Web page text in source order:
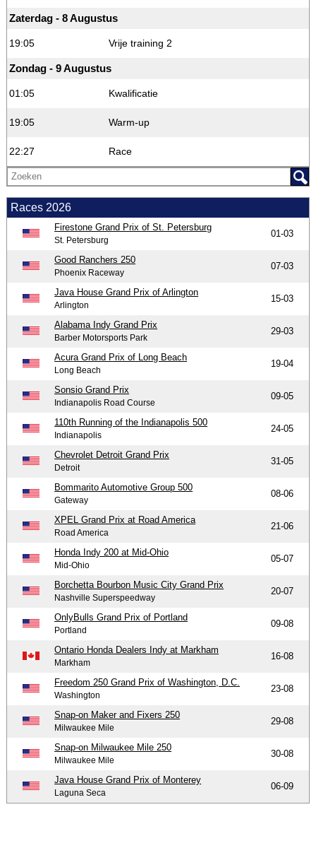
Zaterdag - 8 Augustus
19:05 Vrije training 2
Zondag - 9 Augustus
01:05 Kwalificatie
19:05 Warm-up
22:27 Race
Races 2026
Firestone Grand Prix of St. Petersburg
St. Petersburg
01-03
Good Ranchers 250
Phoenix Raceway
07-03
Java House Grand Prix of Arlington
Arlington
15-03
Alabama Indy Grand Prix
Barber Motorsports Park
29-03
Acura Grand Prix of Long Beach
Long Beach
19-04
Sonsio Grand Prix
Indianapolis Road Course
09-05
110th Running of the Indianapolis 500
Indianapolis
24-05
Chevrolet Detroit Grand Prix
Detroit
31-05
Bommarito Automotive Group 500
Gateway
08-06
XPEL Grand Prix at Road America
Road America
21-06
Honda Indy 200 at Mid-Ohio
Mid-Ohio
05-07
Borchetta Bourbon Music City Grand Prix
Nashville Superspeedway
20-07
OnlyBulls Grand Prix of Portland
Portland
09-08
Ontario Honda Dealers Indy at Markham
Markham
16-08
Freedom 250 Grand Prix of Washington, D.C.
Washington
23-08
Snap-on Maker and Fixers 250
Milwaukee Mile
29-08
Snap-on Milwaukee Mile 250
Milwaukee Mile
30-08
Java House Grand Prix of Monterey
Laguna Seca
06-09